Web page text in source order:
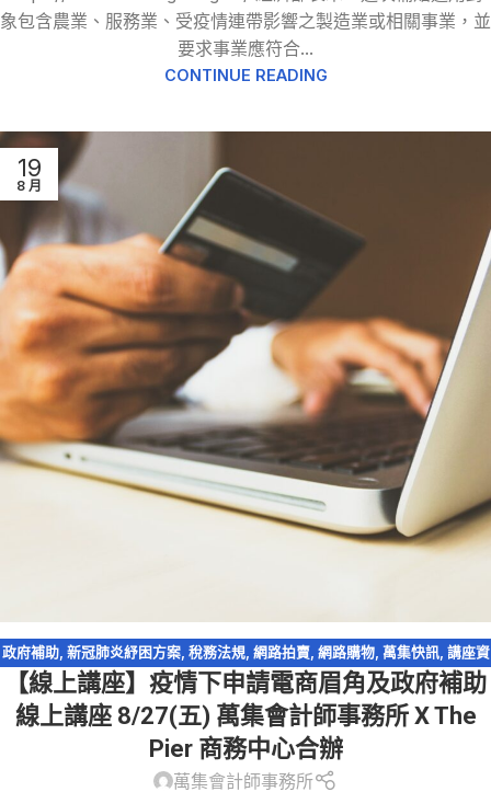
象包含農業、服務業、受疫情連帶影響之製造業或相關事業，並
要求事業應符合...
CONTINUE READING
19
8 月
政府補助, 新冠肺炎紓困方案, 稅務法規, 網路拍賣, 網路購物, 萬集快訊, 講座資
訊,跨境電商,電子商務
【線上講座】疫情下申請電商眉角及政府補助
線上講座 8/27(五) 萬集會計師事務所 X The
Pier 商務中心合辦
萬集會計師事務所